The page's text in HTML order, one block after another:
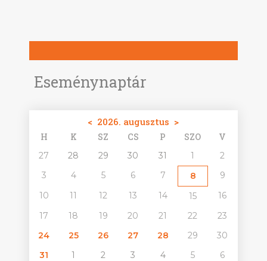
Eseménynaptár
< 2026. augusztus >
H K SZ CS P SZO V
27 28 29 30 31 1
2
3
4 5 6 7 8
9
10
11 12 13 14 15
16
17
18 19 20 21 22
23
24
25 26 27 28 29
30
31
1 2 3 4 5 6